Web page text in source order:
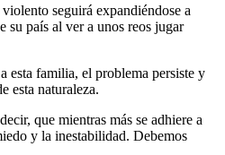
seguirá expandiéndose a
su país al ver a unos reos jugar
esta familia, el problema persiste y
esta naturaleza.
que mientras más se adhiere a
y la inestabilidad. Debemos